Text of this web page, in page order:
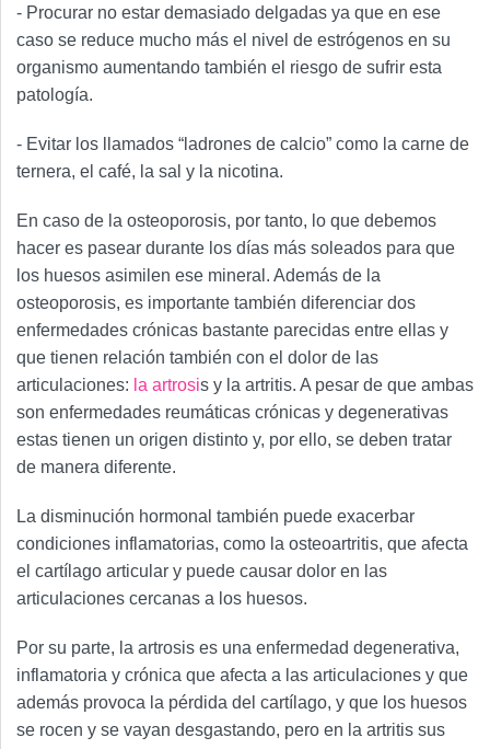
- Procurar no estar demasiado delgadas ya que en ese
caso se reduce mucho más el nivel de estrógenos en su
organismo aumentando también el riesgo de sufrir esta
patología.
- Evitar los llamados “ladrones de calcio” como la carne de
ternera, el café, la sal y la nicotina.
En caso de la osteoporosis, por tanto, lo que debemos
hacer es pasear durante los días más soleados para que
los huesos asimilen ese mineral. Además de la
osteoporosis, es importante también diferenciar dos
enfermedades crónicas bastante parecidas entre ellas y
que tienen relación también con el dolor de las
articulaciones: la artrosis y la artritis. A pesar de que ambas
son enfermedades reumáticas crónicas y degenerativas
estas tienen un origen distinto y, por ello, se deben tratar
de manera diferente.
La disminución hormonal también puede exacerbar
condiciones inflamatorias, como la osteoartritis, que afecta
el cartílago articular y puede causar dolor en las
articulaciones cercanas a los huesos.
Por su parte, la artrosis es una enfermedad degenerativa,
inflamatoria y crónica que afecta a las articulaciones y que
además provoca la pérdida del cartílago, y que los huesos
se rocen y se vayan desgastando, pero en la artritis sus